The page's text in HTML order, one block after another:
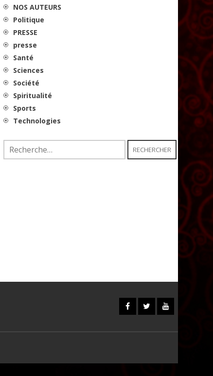
NOS AUTEURS
Politique
PRESSE
presse
Santé
Sciences
Société
Spiritualité
Sports
Technologies
Rechercher :